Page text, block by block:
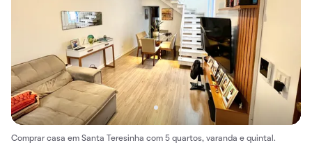
Comprar casa em Santa Teresinha com 5 quartos, varanda e quintal.